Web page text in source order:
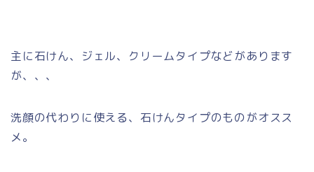
主に石けん、ジェル、クリームタイプなどがあります
が、、、
洗顔の代わりに使える、石けんタイプのものがオスス
メ。